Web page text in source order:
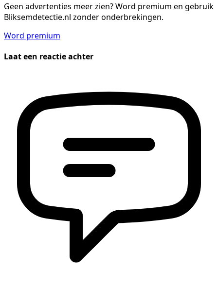
Geen advertenties meer zien?Word premium en gebruik
Bliksemdetectie.nl zonder onderbrekingen.
Word premium
Laat een reactie achter